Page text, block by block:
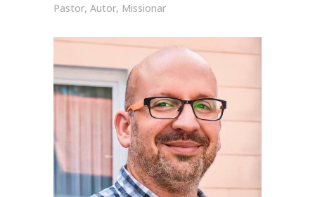
Pastor, Autor, Missionar